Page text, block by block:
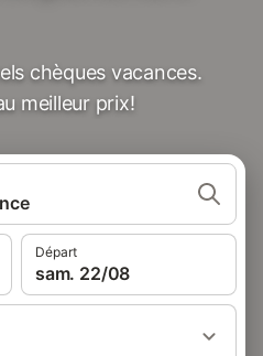
chèques vacances.
meilleur prix!
Départ
sam. 22/08